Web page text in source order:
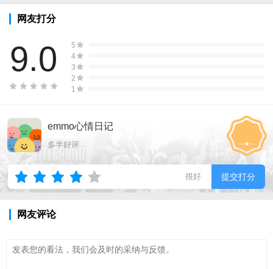
网友打分
9.0
5
4
3
2
1
emmo心情日记
多半好评
很好 提交打分
网友评论